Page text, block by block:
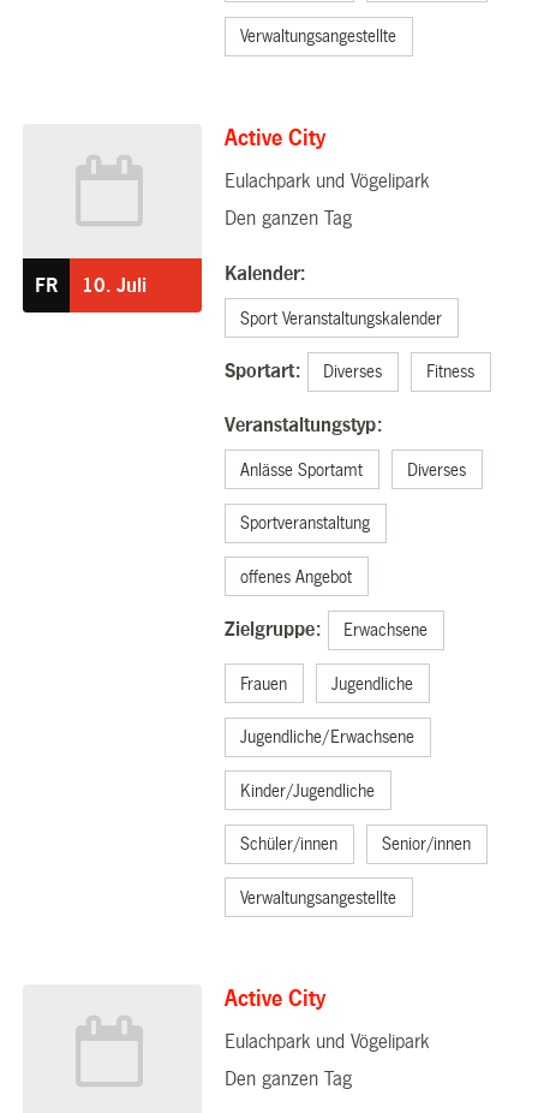
Verwaltungsangestellte
FR 10. Juli
Active City
Eulachpark und Vögelipark
Den ganzen Tag
Kalender:
Sport Veranstaltungskalender
Sportart: Diverses Fitness
Veranstaltungstyp:
Anlässe Sportamt Diverses
Sportveranstaltung
offenes Angebot
Zielgruppe: Erwachsene
Frauen Jugendliche
Jugendliche/Erwachsene
Kinder/Jugendliche
Schüler/innen Senior/innen
Verwaltungsangestellte
Active City
Eulachpark und Vögelipark
Den ganzen Tag